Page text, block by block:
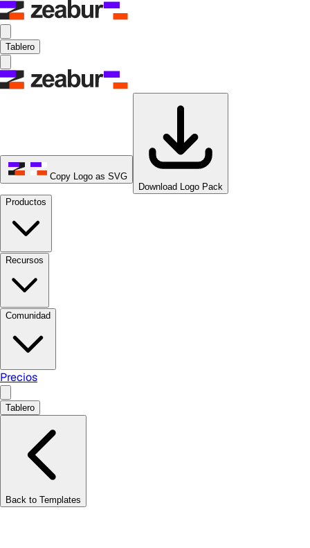
Tablero
Copy Logo as SVG
Download Logo Pack
Productos
Recursos
Comunidad
Precios
Tablero
Back to Templates